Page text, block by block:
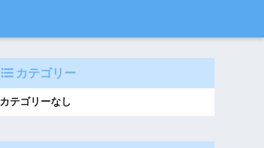
カテゴリー
カテゴリーなし